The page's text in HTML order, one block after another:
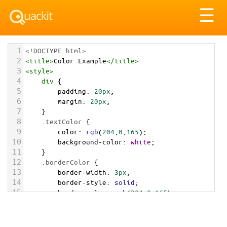
☰
1 <!DOCTYPE html>
2 <title>Color Example</title>
3 <style>
4 div {
5 padding: 20px;
6 margin: 20px;
7 }
8 .textColor {
9 color: rgb(204 0 165);
10 background-color: white;
11 }
12 .borderColor {
13 border-width: 3px;
14 border-style: solid;
15 border-color: rgb(204,0,165);